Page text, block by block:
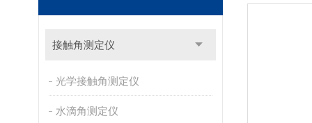
接触角测定仪
光学接触角测定仪
水滴角测定仪